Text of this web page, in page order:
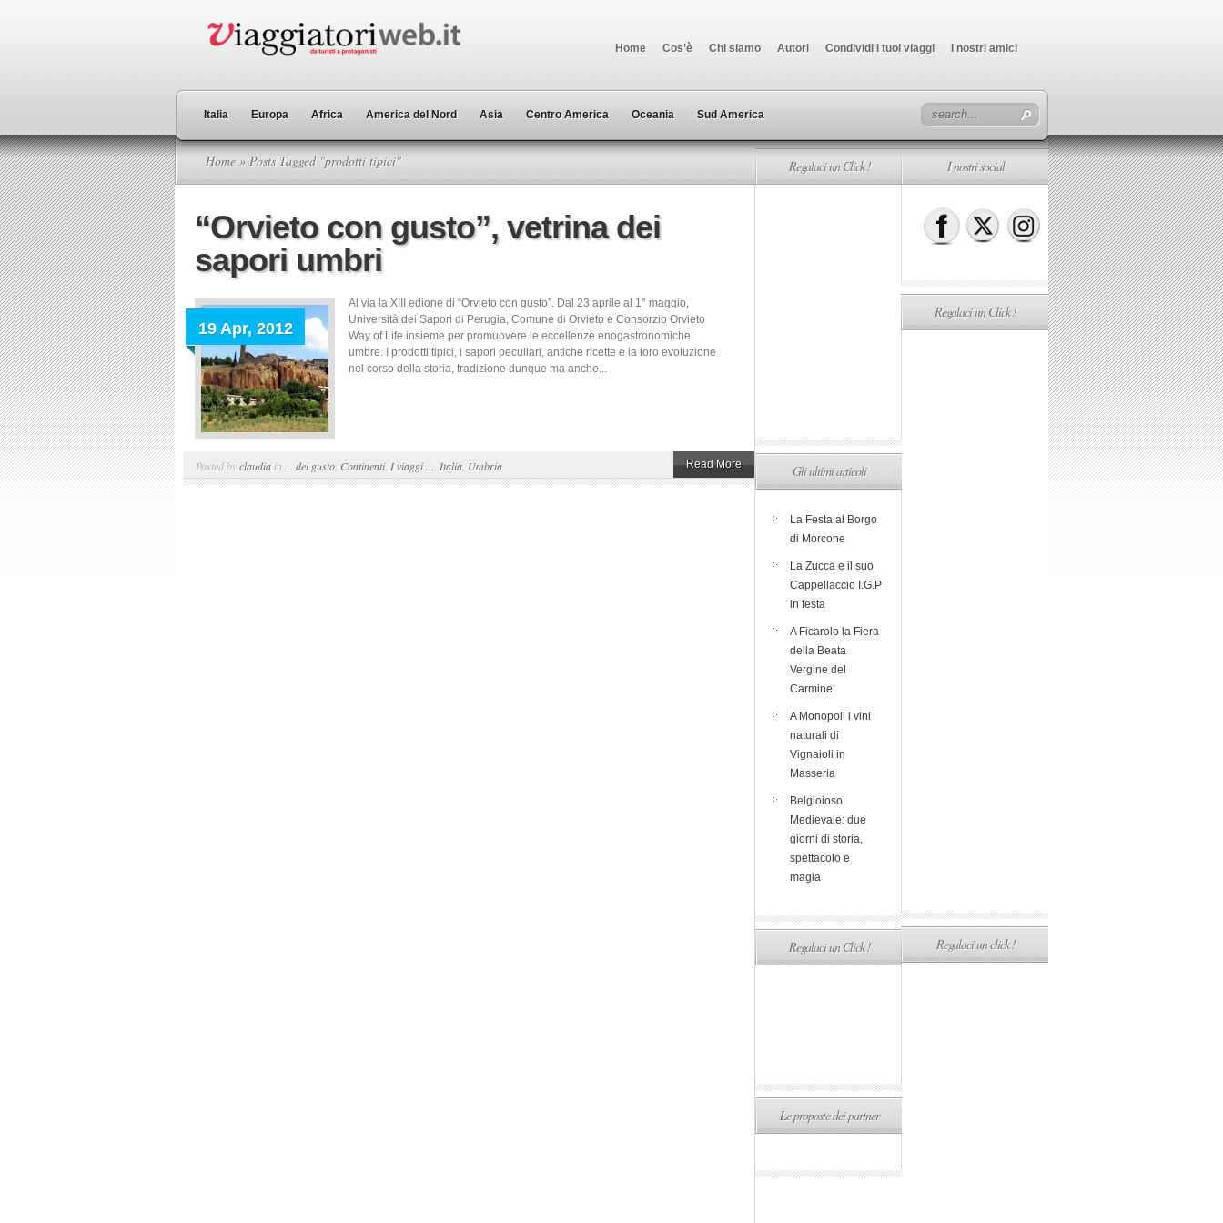
Home Cos’è Chi siamo Autori Condividi i tuoi viaggi I nostri amici
Italia Europa Africa America del Nord Asia Centro America Oceania Sud America
Home » Posts Tagged "prodotti tipici"
“Orvieto con gusto”, vetrina dei
sapori umbri
19 Apr, 2012
Al via la XIII edione di “Orvieto con gusto”. Dal 23 aprile al 1° maggio,
Università dei Sapori di Perugia, Comune di Orvieto e Consorzio Orvieto
Way of Life insieme per promuovere le eccellenze enogastronomiche
umbre. I prodotti tipici, i sapori peculiari, antiche ricette e la loro evoluzione
nel corso della storia, tradizione dunque ma anche...
Posted byclaudia in ... del gusto Continenti, I viaggi ... Italia Umbria Read More
Regalaci un Click !
Gli ultimi articoli
La Festa al Borgo
di Morcone
La Zucca e il suo
Cappellaccio I.G.P
in festa
A Ficarolo la Fiera
della Beata
Vergine del
Carmine
A Monopoli i vini
naturali di
Vignaioli in
Masseria
Belgioioso
Medievale: due
giorni di storia,
spettacolo e
magia
Regalaci un Click !
Le proposte dei partner
I nostri social
Regalaci un Click !
Regalaci un click !